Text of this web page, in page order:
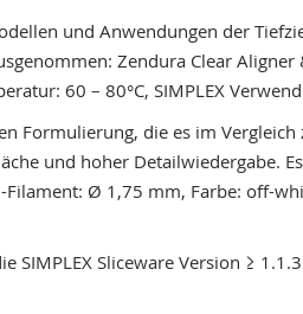
und Anwendungen der
Zendura Clear
60 – 80°C, SIMPLEX
Formulierung, die es im
und hoher Detailwiedergabe.
Ø 1,75 mm, Farbe: off-
SIMPLEX Sliceware Version ≥